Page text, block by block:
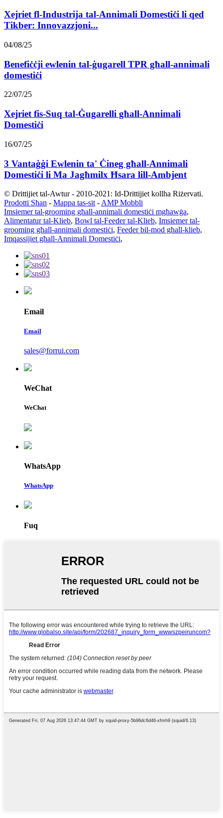
Xejriet fl-Industrija tal-Annimali Domestiċi li qed
Tikber: Innovazzjoni...
04/08/25
Benefiċċji ewlenin tal-ġugarell TPR għall-annimali
domestiċi
22/07/25
Xejriet fis-Suq tal-Ġugarelli għall-Annimali
Domestiċi
16/07/25
3 Vantaġġi Ewlenin ta' Ċineg għall-Annimali
Domestiċi li Ma Jagħmilx Ħsara lill-Ambjent
© Drittijiet tal-Awtur - 2010-2021: Id-Drittijiet kollha Riżervati.
Prodotti Sħan - Mappa tas-sit - AMP Mobbli
Imsiemer tal-grooming għall-annimali domestiċi mgħawġa,
Alimentatur tal-Klieb, Bowl tal-Feeder tal-Klieb, Imsiemer tal-
grooming għall-annimali domestiċi, Feeder bil-mod għall-klieb,
Imqassijiet għall-Annimali Domestiċi,
Email
Email
sales@forrui.com
WeChat
WeChat
WhatsApp
WhatsApp
Fuq